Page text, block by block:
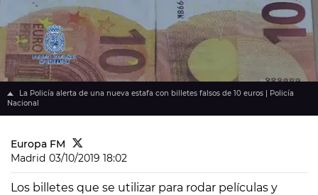
La Policía alerta de una nueva estafa con billetes falsos de 10 euros | Policía
Nacional
Europa FM
Madrid 03/10/2019 18:02
Los billetes que se utilizar para rodar películas y